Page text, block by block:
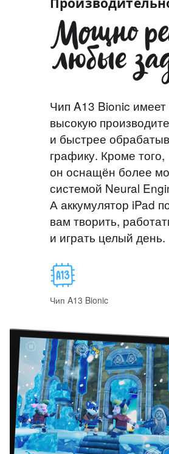
Чип A13 Bionic
высокую
и быстрее
графику. Кроме того,
он оснащён более
системой Neural
А аккумулятор iPad
вам творить,
и играть целый день.
Чип A13 Bionic